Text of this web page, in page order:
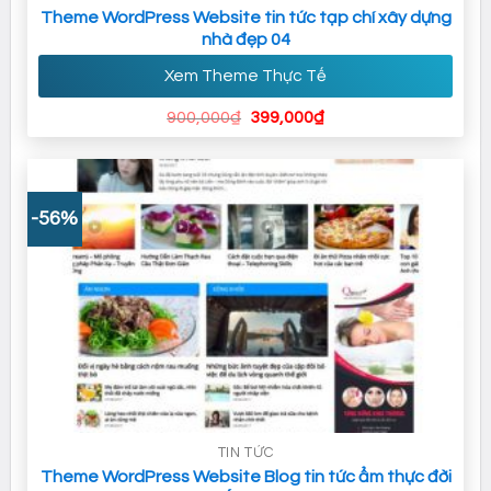
Theme WordPress Website tin tức tạp chí xây dựng
nhà đẹp 04
Xem Theme Thực Tế
900,000₫ Giá
399,000₫Giá
là:
399,000₫.
-56%
TIN TỨC
Theme WordPress Website Blog tin tức ẩm thực đời